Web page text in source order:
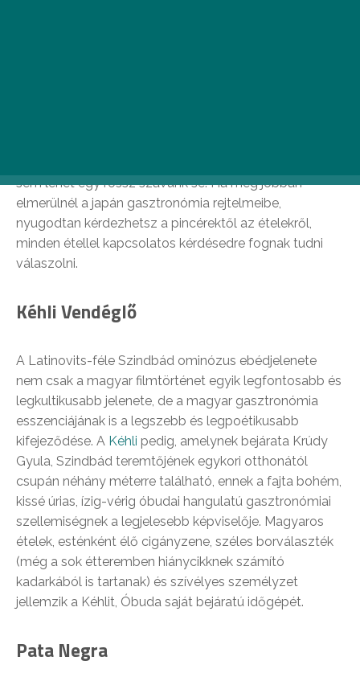
sem lehet egy rossz szavunk se. Ha még jobban
elmerülnél a japán gasztronómia rejtelmeibe,
nyugodtan kérdezhetsz a pincérektől az ételekről,
minden étellel kapcsolatos kérdésedre fognak tudni
válaszolni.
Kéhli Vendéglő
A Latinovits-féle Szindbád ominózus ebédjelenete
nem csak a magyar filmtörténet egyik legfontosabb és
legkultikusabb jelenete, de a magyar gasztronómia
esszenciájának is a legszebb és legpoétikusabb
kifejeződése. A Kéhli pedig, amelynek bejárata Krúdy
Gyula, Szindbád teremtőjének egykori otthonától
csupán néhány méterre található, ennek a fajta bohém,
kissé úrias, ízig-vérig óbudai hangulatú gasztronómiai
szellemiségnek a legjelesebb képviselője. Magyaros
ételek, esténként élő cigányzene, széles borválaszték
(még a sok étteremben hiánycikknek számító
kadarkából is tartanak) és szívélyes személyzet
jellemzik a Kéhlit, Óbuda saját bejáratú időgépét.
Pata Negra